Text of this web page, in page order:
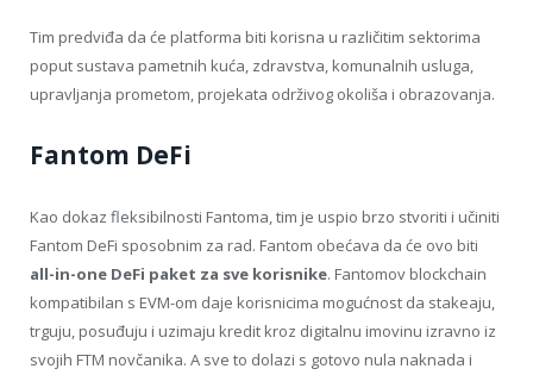
Tim predviđa da će platforma biti korisna u različitim sektorima
poput sustava pametnih kuća, zdravstva, komunalnih usluga,
upravljanja prometom, projekata održivog okoliša i obrazovanja.
Fantom DeFi
Kao dokaz fleksibilnosti Fantoma, tim je uspio brzo stvoriti i učiniti
Fantom DeFi sposobnim za rad. Fantom obećava da će ovo biti
all-in-one DeFi paket za sve korisnike. Fantomov blockchain
kompatibilan s EVM-om daje korisnicima mogućnost da stakeaju,
trguju, posuđuju i uzimaju kredit kroz digitalnu imovinu izravno iz
svojih FTM novčanika. A sve to dolazi s gotovo nula naknada i